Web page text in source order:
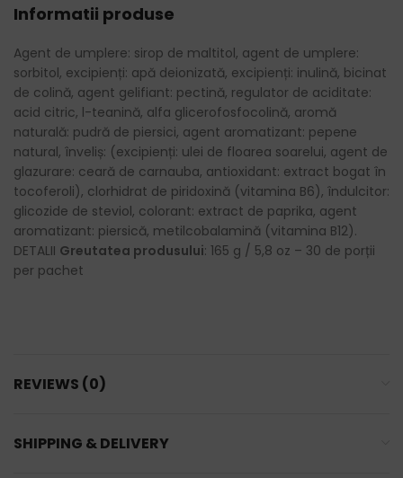
Informatii produse
Agent de umplere: sirop de maltitol, agent de umplere:
sorbitol, excipienți: apă deionizată, excipienți: inulină, bicinat
de colină, agent gelifiant: pectină, regulator de aciditate:
acid citric, l-teanină, alfa glicerofosfocolină, aromă
naturală: pudră de piersici, agent aromatizant: pepene
natural, înveliș: (excipienți: ulei de floarea soarelui, agent de
glazurare: ceară de carnauba, antioxidant: extract bogat în
tocoferoli), clorhidrat de piridoxină (vitamina B6), îndulcitor:
glicozide de steviol, colorant: extract de paprika, agent
aromatizant: piersică, metilcobalamină (vitamina B12).
DETALII Greutatea produsului: 165 g / 5,8 oz – 30 de porții
per pachet
REVIEWS (0)
SHIPPING & DELIVERY